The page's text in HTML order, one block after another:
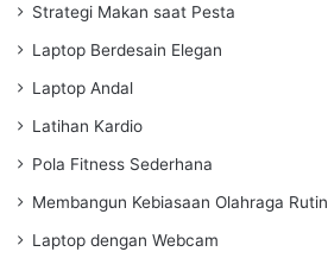
Strategi Makan saat Pesta
Laptop Berdesain Elegan
Laptop Andal
Latihan Kardio
Pola Fitness Sederhana
Membangun Kebiasaan Olahraga Rutin
Laptop dengan Webcam